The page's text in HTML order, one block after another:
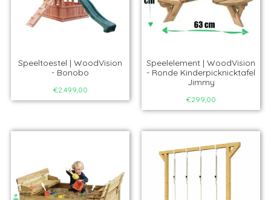
Speeltoestel | WoodVision
- Bonobo
€2.499,00
Speelelement | WoodVision
- Ronde Kinderpicknicktafel
Jimmy
€299,00